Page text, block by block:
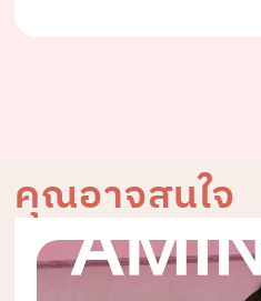
คุณอาจสนใจ